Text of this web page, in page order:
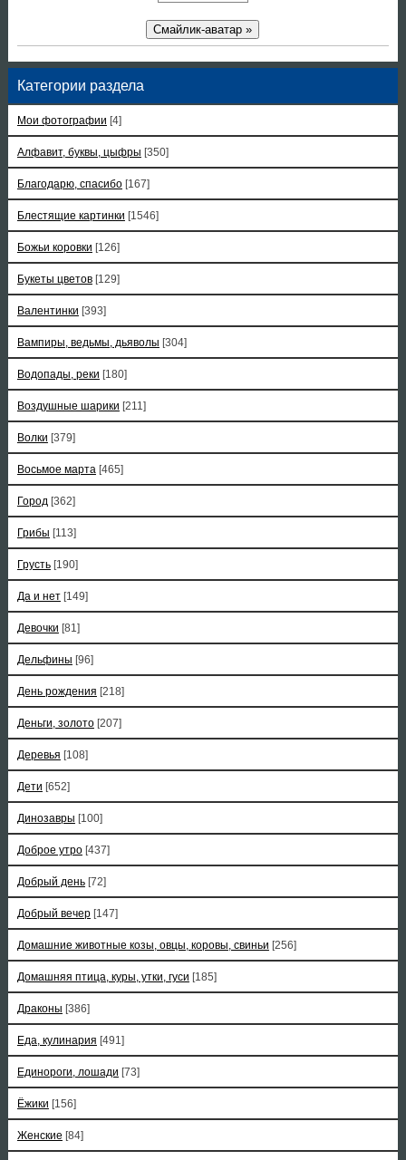
Смайлик-аватар »
Категории раздела
Мои фотографии [4]
Алфавит, буквы, цыфры [350]
Благодарю, спасибо [167]
Блестящие картинки [1546]
Божьи коровки [126]
Букеты цветов [129]
Валентинки [393]
Вампиры, ведьмы, дьяволы [304]
Водопады, реки [180]
Воздушные шарики [211]
Волки [379]
Восьмое марта [465]
Город [362]
Грибы [113]
Грусть [190]
Да и нет [149]
Девочки [81]
Дельфины [96]
День рождения [218]
Деньги, золото [207]
Деревья [108]
Дети [652]
Динозавры [100]
Доброе утро [437]
Добрый день [72]
Добрый вечер [147]
Домашние животные козы, овцы, коровы, свиньи [256]
Домашняя птица, куры, утки, гуси [185]
Драконы [386]
Еда, кулинария [491]
Единороги, лошади [73]
Ёжики [156]
Женские [84]